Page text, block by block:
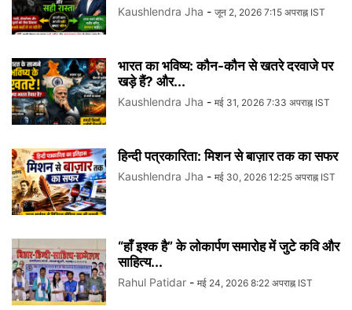
Kaushlendra Jha - जून 2, 2026 7:15 अपराह्न IST
भारत का भविष्य: कौन-कौन से खतरे दरवाजे पर
खड़े हैं? और...
Kaushlendra Jha - मई 31, 2026 7:33 अपराह्न IST
हिन्दी पत्रकारिता: मिशन से बाज़ार तक का सफर
Kaushlendra Jha - मई 30, 2026 12:25 अपराह्न IST
“हाँ इश्क है” के लोकार्पण समारोह में जुटे कवि और
साहित्य...
Rahul Patidar - मई 24, 2026 8:22 अपराह्न IST